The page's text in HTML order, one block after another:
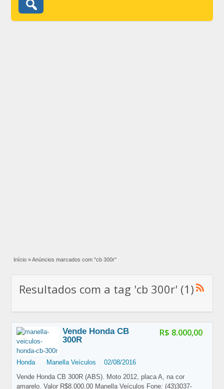
Início » Anúncios marcados com "cb 300r"
Resultados com a tag 'cb 300r' (1)
R$ 8.000,00
Vende Honda CB
300R
Honda Manella Veículos
02/08/2016
Vende Honda CB 300R (ABS). Moto 2012, placa A, na cor
amarelo. Valor R$8.000,00 Manella Veículos Fone: (43)3037-